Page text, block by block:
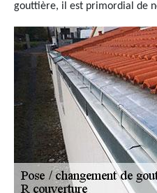
gouttière, il est primordial de